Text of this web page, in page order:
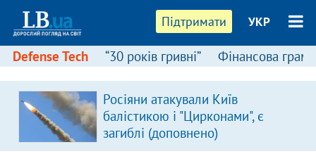
Підтримати УКР
Defense Tech “30 років гривні” Фінансова
Росіяни атакували Київ
балістикою і "Цирконами", є
загиблі (доповнено)